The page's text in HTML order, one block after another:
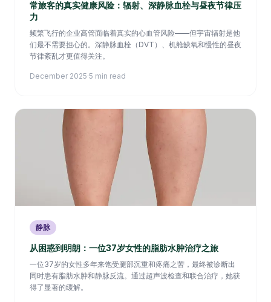
常旅客的真实健康风险：辐射、深静脉血栓与昼夜节律压
力
频繁飞行的企业高管面临着真实的心血管风险——但宇宙辐射是他
们最不需要担心的。深静脉血栓（DVT）、机舱缺氧和慢性的昼夜
节律紊乱才更值得关注。
December 2025·5 min read
静脉
从困惑到明朗：一位37岁女性的脂肪水肿治疗之旅
一位37岁的女性多年来饱受腿部沉重和疼痛之苦，最终被诊断出
同时患有脂肪水肿和静脉反流。通过超声波检查和联合治疗，她获
得了显著的缓解。